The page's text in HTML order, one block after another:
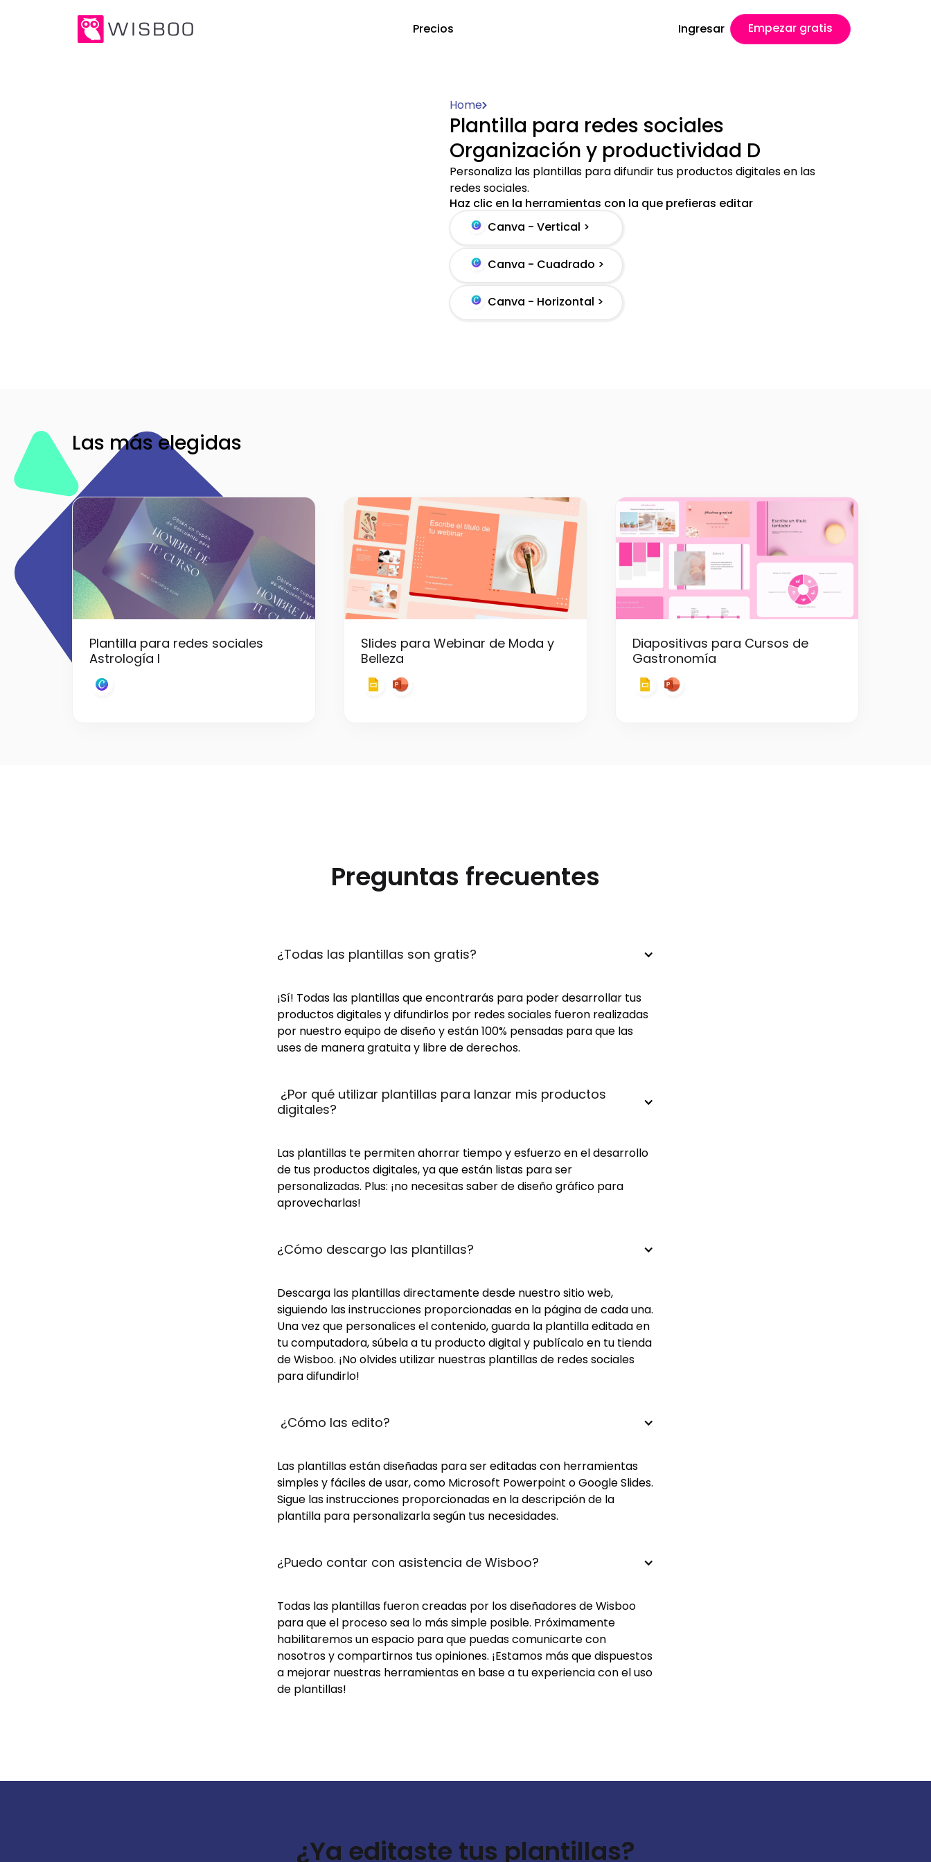
Precios Ingresar Empezar gratis
Home
Plantilla para redes sociales
Organización y productividad D
Personaliza las plantillas para difundir tus productos digitales en las
redes sociales.
Haz clic en la herramientas con la que prefieras editar
Canva - Vertical >
Canva - Cuadrado >
Canva - Horizontal >
Las más elegidas
Plantilla para redes sociales
Astrología I
Slides para Webinar de Moda y
Belleza
Diapositivas para Cursos de
Gastronomía
Preguntas frecuentes
¿Todas las plantillas son gratis?
¡Sí! Todas las plantillas que encontrarás para poder desarrollar tus
productos digitales y difundirlos por redes sociales fueron realizadas
por nuestro equipo de diseño y están 100% pensadas para que las
uses de manera gratuita y libre de derechos.
¿Por qué utilizar plantillas para lanzar mis productos
digitales?
Las plantillas te permiten ahorrar tiempo y esfuerzo en el desarrollo
de tus productos digitales, ya que están listas para ser
personalizadas. Plus: ¡no necesitas saber de diseño gráfico para
aprovecharlas!
¿Cómo descargo las plantillas?
Descarga las plantillas directamente desde nuestro sitio web,
siguiendo las instrucciones proporcionadas en la página de cada una.
Una vez que personalices el contenido, guarda la plantilla editada en
tu computadora, súbela a tu producto digital y publícalo en tu tienda
de Wisboo. ¡No olvides utilizar nuestras plantillas de redes sociales
para difundirlo!
¿Cómo las edito?
Las plantillas están diseñadas para ser editadas con herramientas
simples y fáciles de usar, como Microsoft Powerpoint o Google Slides.
Sigue las instrucciones proporcionadas en la descripción de la
plantilla para personalizarla según tus necesidades.
¿Puedo contar con asistencia de Wisboo?
Todas las plantillas fueron creadas por los diseñadores de Wisboo
para que el proceso sea lo más simple posible. Próximamente
habilitaremos un espacio para que puedas comunicarte con
nosotros y compartirnos tus opiniones. ¡Estamos más que dispuestos
a mejorar nuestras herramientas en base a tu experiencia con el uso
de plantillas!
¿Ya editaste tus plantillas?